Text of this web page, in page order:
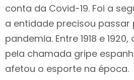
conta da Covid-19. Foi a
a entidade precisou passar
pandemia. Entre 1918 e
pela chamada gripe
afetou o esporte na época.